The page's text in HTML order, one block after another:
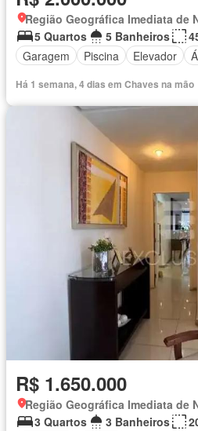
5 Quartos
5 Banheiros
Garagem
Piscina Elevador
Há 1 semana, 4 dias em Chaves na mão
R$ 1.650.000
3 Quartos
3 Banheiros